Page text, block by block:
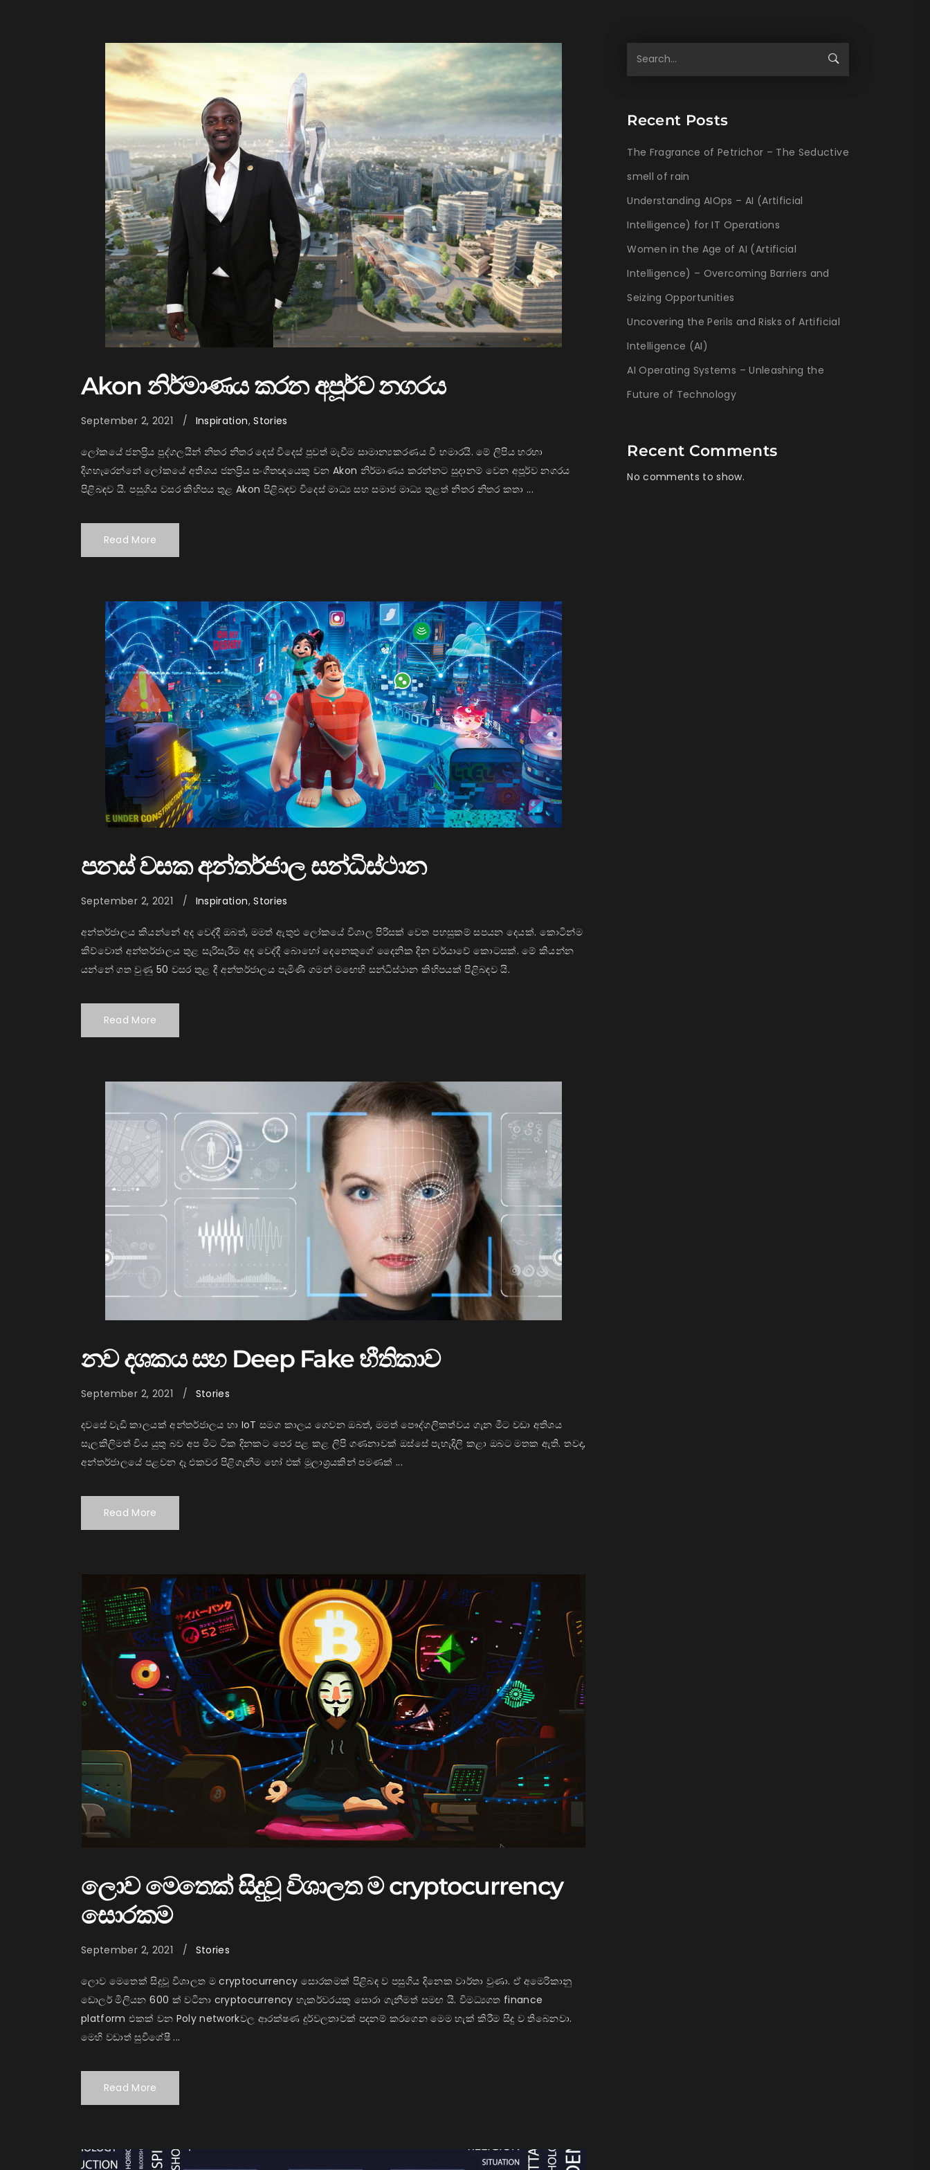
Akon නිර්මාණය කරන අපූර්ව නගරය
September 2, 2021 Inspiration,Stories
ලෝකයේ ජනප්‍රිය පුද්ගලයින් නිතර නිතර දෙස් විදෙස් පුවත් මැවීම සාමාන්‍යකරණය වී හමාරයි. මේ ලිපිය හරහා
දිගහැරෙන්නේ ලෝකයේ අතිශය ජනප්‍රිය සංගීතඥයෙකු වන Akon නිර්මාණය කරන්නට සුදානම් වෙන අපූර්ව නගරය
පිළිබඳව යි. පසුගිය වසර කිහිපය තුළ Akon පිළිබඳව විදෙස් මාධ්‍ය සහ සමාජ මාධ්‍ය තුළත් නිතර නිතර කතා ...
Read More
පනස් වසක අන්තර්ජාල සන්ධිස්ථාන
September 2, 2021 Inspiration,Stories
අන්තර්ජාලය කියන්නේ අද වෙද්දී ඔබත්, මමත් ඇතුළු ලෝකයේ විශාල පිරිසක් වෙත පහසුකම් සපයන දෙයක්. කොටින්ම
කිව්වොත් අන්තර්ජාලය තුළ සැරිසැරීම අද වෙද්දී බොහෝ දෙනෙකුගේ දෛනික දින චර්යාවේ කොටසක්. මේ කියන්න
යන්නේ ගත වුණු 50 වසර තුළ දී අන්තර්ජාලය පැමිණි ගමන් මඟෙහි සන්ධිස්ථාන කිහිපයක් පිළිබඳව යි.
Read More
නව දශකය සහ Deep Fake භීතිකාව
September 2, 2021 Stories
දවසේ වැඩි කාලයක් අන්තර්ජාලය හා IoT සමග කාලය ගෙවන ඔබත්, මමත් පෞද්ගලිකත්වය ගැන මීට වඩා අතිශය
සැලකිලිමත් විය යුතු බව අප මීට ටික දිනකට පෙර පළ කළ ලිපි ගණනාවක් ඔස්සේ පැහැදිලි කළා ඔබට මතක ඇති. තවද,
අන්තර්ජාලයේ පළවන දෑ එකවර පිළිගැනීම හෝ එක් මූලාශ්‍රයකින් පමණක් ...
Read More
ලොව මෙතෙක් සිදුවූ විශාලත ම cryptocurrency
සොරකම
September 2, 2021 Stories
ලොව මෙතෙක් සිදුවූ විශාලත ම cryptocurrency සොරකමක් පිළිබඳ ව පසුගිය දිනෙක වාර්තා වුණා. ඒ අමෙරිකානු
ඩොලර් මිලියන 600 ක් වටිනා cryptocurrency හැකර්වරයකු සොරා ගැනීමත් සමඟ යි. විමධ්‍යගත finance
platform එකක් වන Poly networkවල ආරක්ෂණ දුර්වලතාවක් පදනම් කරගෙන මෙම හැක් කිරීම සිදු ව තිබෙනවා.
මෙහි වඩාත් සුවිශේෂී ...
Read More
Recent Posts
The Fragrance of Petrichor – The Seductive
smell of rain
Understanding AIOps – AI (Artificial
Intelligence) for IT Operations
Women in the Age of AI (Artificial
Intelligence) – Overcoming Barriers and
Seizing Opportunities
Uncovering the Perils and Risks of Artificial
Intelligence (AI)
AI Operating Systems – Unleashing the
Future of Technology
Recent Comments
No comments to show.